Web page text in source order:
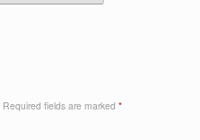
Required fields are marked *